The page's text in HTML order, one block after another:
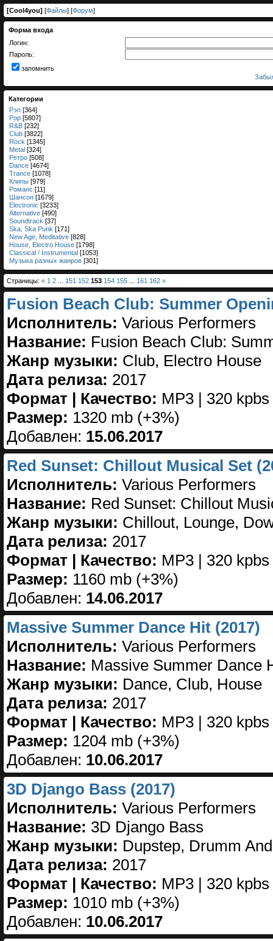
[Cool4you] [Файлы] [Форум]
Форма входа
Логин:
Пароль:
запомнить
Категории
Рэп [364]
Pop [5807]
R&B [232]
Club [3822]
Rock [1345]
Metal [324]
Ретро [508]
Dance [4674]
Trance [1078]
Клипы [979]
Романс [11]
Шансон [1679]
Electronic [3233]
Alternative [490]
Soundtrack [37]
Ska, Ska Punk [171]
New Age, Meditative [828]
House, Electro House [1798]
Classical / Instrumental [1053]
Музыка разных жанров [301]
Страницы: « 1 2 151 152 153 154 155 161 162 »
Fusion Beach Club: Summer
Исполнитель: Various Performers
Название: Fusion Beach Club:
Жанр музыки: Club, Electro House
Дата релиза: 2017
Формат | Качество: MP3 | 320 kpbs
Размер: 1320 mb (+3%)
Добавлен: 15.06.2017
Red Sunset: Chillout Musical Set
Исполнитель: Various Performers
Название: Red Sunset: Chillout
Жанр музыки: Chillout, Lounge,
Дата релиза: 2017
Формат | Качество: MP3 | 320 kpbs
Размер: 1160 mb (+3%)
Добавлен: 14.06.2017
Massive Summer Dance Hit (2017)
Исполнитель: Various Performers
Название: Massive Summer Dance
Жанр музыки: Dance, Club, House
Дата релиза: 2017
Формат | Качество: MP3 | 320 kpbs
Размер: 1204 mb (+3%)
Добавлен: 10.06.2017
3D Django Bass (2017)
Исполнитель: Various Performers
Название: 3D Django Bass
Жанр музыки: Dupstep, Drumm
Дата релиза: 2017
Формат | Качество: MP3 | 320 kpbs
Размер: 1010 mb (+3%)
Добавлен: 10.06.2017